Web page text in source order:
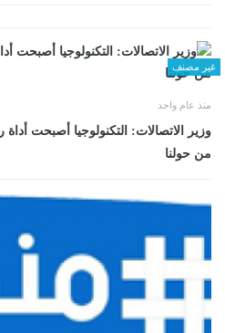
غير مصنف
منذ عام واحد
وزير الاتصالات: التكنولوجيا أصبحت
من حولنا